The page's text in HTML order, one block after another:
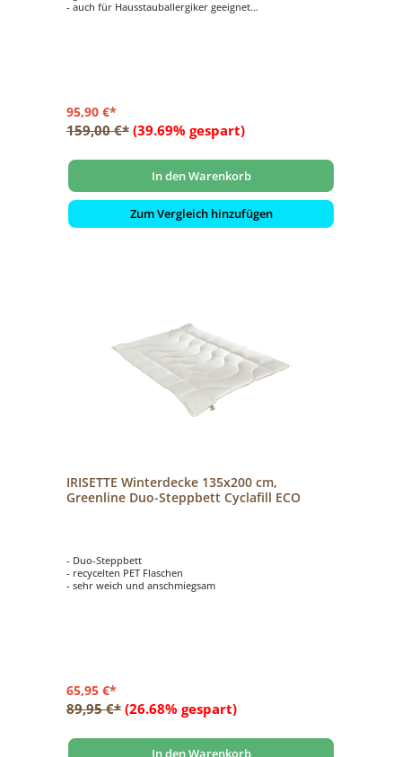
- auch für Hausstauballergiker geeignet
95,90 €*
159,00 €* (39.69% gespart)
In den Warenkorb
Zum Vergleich hinzufügen
IRISETTE Winterdecke 135x200 cm,
Greenline Duo-Steppbett Cyclafill ECO
- Duo-Steppbett
- recycelten PET Flaschen
- sehr weich und anschmiegsam
65,95 €*
89,95 €* (26.68% gespart)
In den Warenkorb